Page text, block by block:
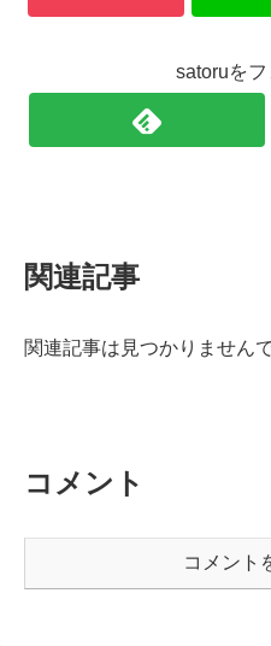
satoruを
関連記事
関連記事は見つかりませんで
コメント
コメント